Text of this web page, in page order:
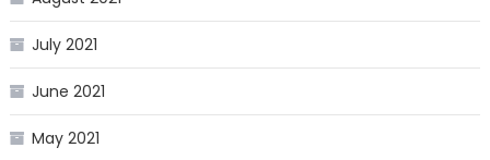
July 2021
June 2021
May 2021